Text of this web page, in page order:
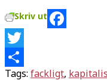
Skriv ut
Facebook
Twitter
Dela
Tags: fackligt,